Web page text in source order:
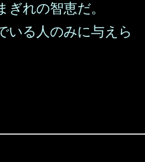
れの智恵だ。
いる人のみに与えら